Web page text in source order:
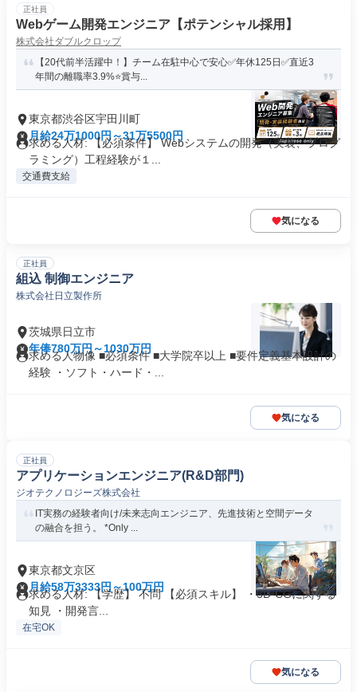
正社員
Webゲーム開発エンジニア【ポテンシャル採用】
株式会社ダブルクロップ
【20代前半活躍中！】チーム在駐中心で安心✅年休125日✅直近3
年間の離職率3.9%⭐賞与...
東京都渋谷区宇田川町
月給24万1000円～31万5500円
求める人材: 【必須条件】 Webシステムの開発（実装、プログ
ラミング）工程経験が１...
交通費支給
気になる
正社員
組込 制御エンジニア
株式会社日立製作所
茨城県日立市
年俸780万円～1030万円
求める人物像 ■必須条件 ■大学院卒以上 ■要件定義基本設計の
経験 ・ソフト・ハード・...
気になる
正社員
アプリケーションエンジニア(R&D部門)
ジオテクノロジーズ株式会社
IT実務の経験者向け/未来志向エンジニア、先進技術と空間データ
の融合を担う。 *Only ...
東京都文京区
月給58万3333円～100万円
求める人材: 【学歴】 不問 【必須スキル】 ・3D-CGに関する
知見 ・開発言...
在宅OK
気になる